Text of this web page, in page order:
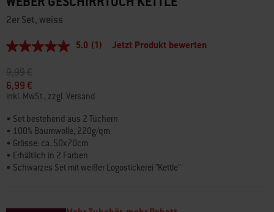
2er Set, weiss
5.0
5
Sternen,
Durchschnittswert
der
Read
a
Review.
Link
auf
derselben
5.0 (1) Jetzt Produkt bewerten
Preis reduziert von
9,99 €auf
6,99 €
inkl. MwSt., zzgl. Versand
• Set bestehend aus 2 Tüchern
• 100% Baumwolle, 220g/qm
• Grösse: ca. 50x70cm
• Erhältlich in 2 Farben
• Schwarzes Set mit weißer Logostickerei "Kettle"